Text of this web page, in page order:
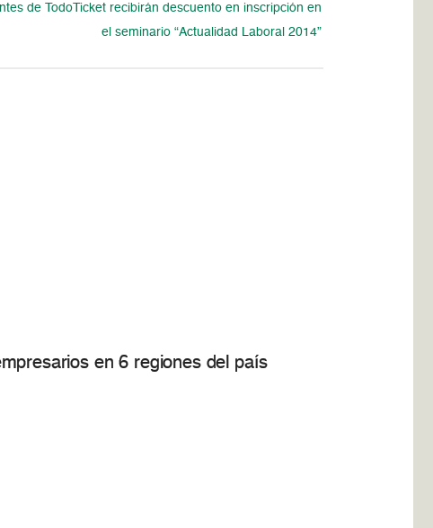
de TodoTicket recibirán descuento en inscripción en
el seminario “Actualidad Laboral 2014”
en 6 regiones del país